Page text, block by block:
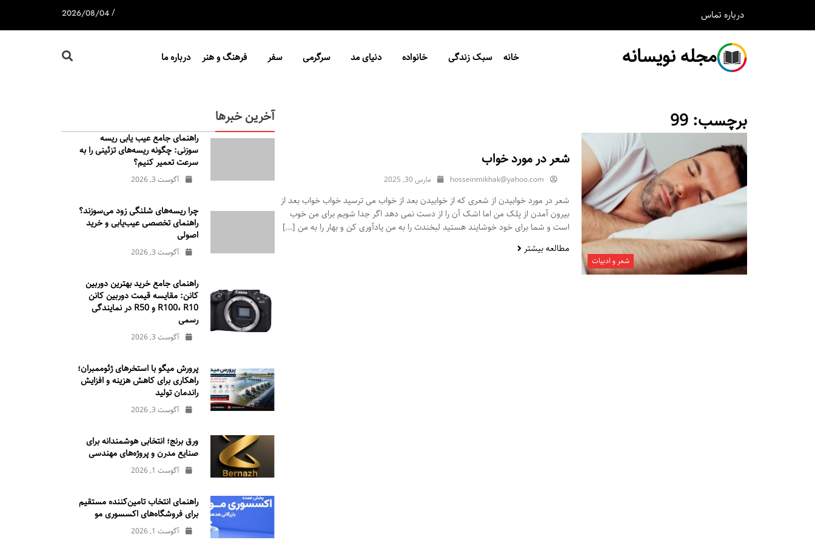
درباره تماس /
2026/08/04
مجله نویسانه خانه سبک زندگی خانواده دنیای مد سرگرمی سفر فرهنگ و هنر درباره ما
برچسب: 99
شعر و ادبیات
شعر در مورد خواب
hosseinmikhak@yahoo.com مارس 30, 2025
شعر در مورد خوابیدن از شعری که از خوابیدن بعد از خواب می ترسید خواب خواب بعد از
بیرون آمدن از پلک من اما اشک آن را از دست نمی دهد اگر جدا شویم برای من خوب
است و شما برای خود خوشایند هستید لبخندت را به من یادآوری کن و بهار را به من […]
مطالعه بیشتر
آخرین خبرها
راهنمای جامع عیب یابی ریسه
سوزنی: چگونه ریسه‌های تزئینی را به
سرعت تعمیر کنیم؟
آگوست 3, 2026
چرا ریسه‌های شلنگی زود می‌سوزند؟
راهنمای تخصصی عیب‌یابی و خرید
اصولی
آگوست 3, 2026
راهنمای جامع خرید بهترین دوربین
کانن: مقایسه قیمت دوربین کانن
R100، R10 و R50 در نمایندگی
رسمی
آگوست 3, 2026
پرورش میگو با استخرهای ژئوممبران؛
راهکاری برای کاهش هزینه و افزایش
راندمان تولید
آگوست 3, 2026
ورق برنج؛ انتخابی هوشمندانه برای
صنایع مدرن و پروژه‌های مهندسی
آگوست 1, 2026
راهنمای انتخاب تامین‌کننده مستقیم
برای فروشگاه‌های اکسسوری مو
آگوست 1, 2026